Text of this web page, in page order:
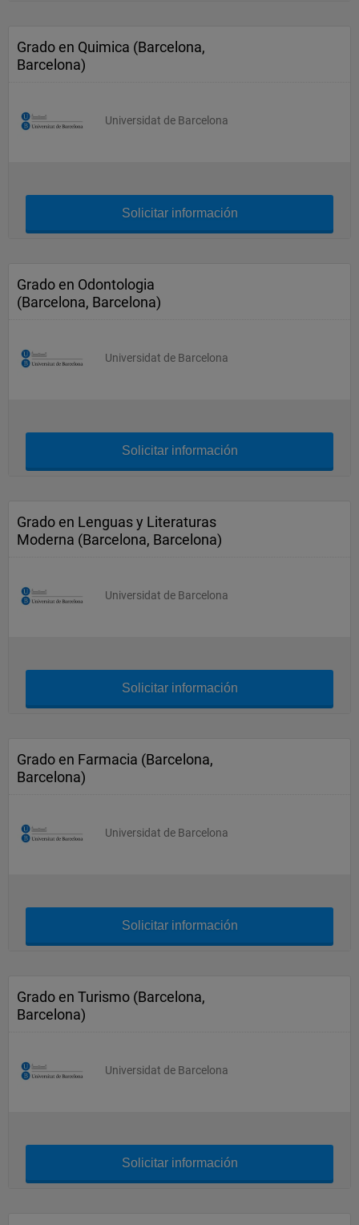
Grado en Quimica (Barcelona,
Barcelona)
Universidat de Barcelona
Solicitar información
Grado en Odontologia
(Barcelona, Barcelona)
Universidat de Barcelona
Solicitar información
Grado en Lenguas y Literaturas
Moderna (Barcelona, Barcelona)
Universidat de Barcelona
Solicitar información
Grado en Farmacia (Barcelona,
Barcelona)
Universidat de Barcelona
Solicitar información
Grado en Turismo (Barcelona,
Barcelona)
Universidat de Barcelona
Solicitar información